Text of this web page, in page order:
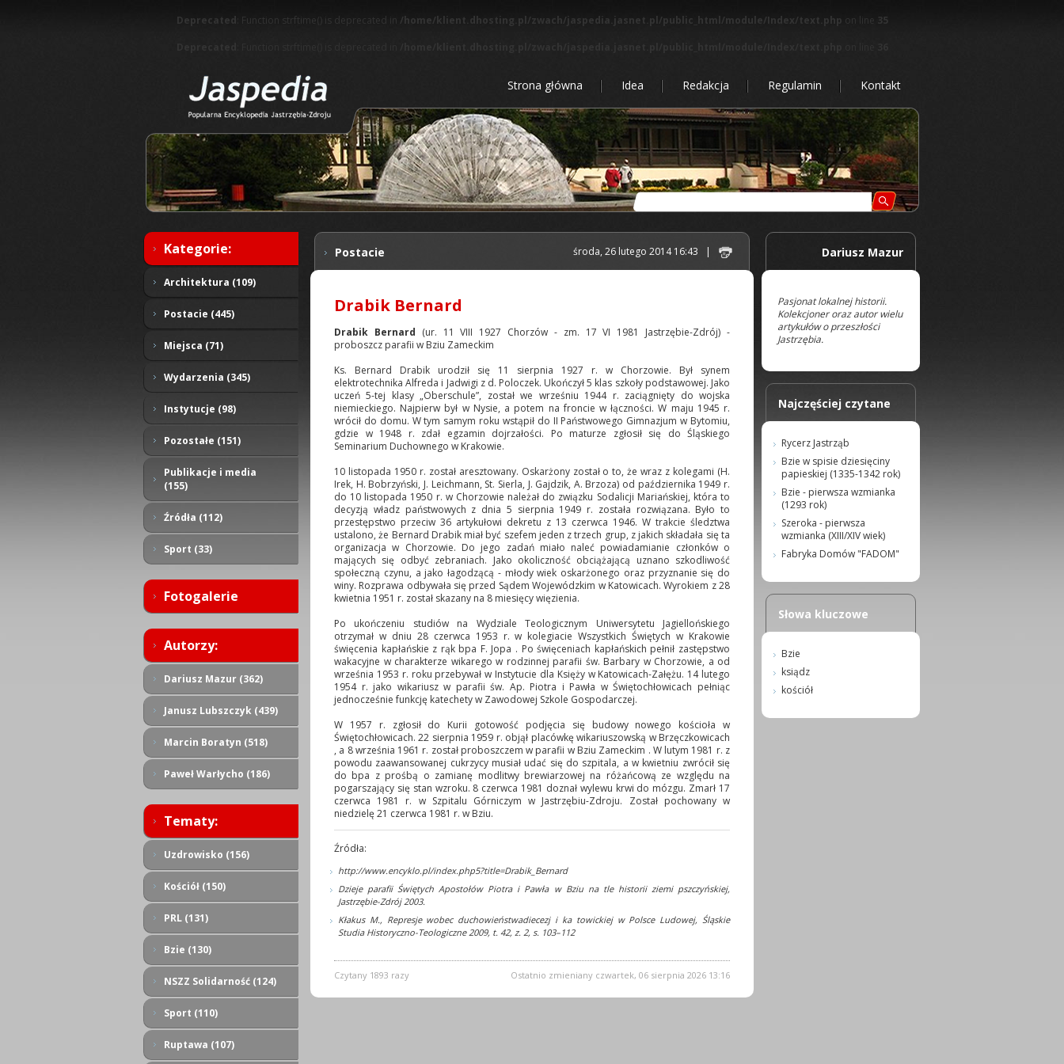
Deprecated : Function strftime() is deprecated in /home/klient.dhosting.pl/zwach/jaspedia.jasnet.pl/public_html/module/Index/text.php on line 35
Strona główna Idea Redakcja Regulamin Kontakt
Kategorie:
Architektura (109)
Postacie (445)
Miejsca (71)
Wydarzenia (345)
Instytucje (98)
Pozostałe (151)
Publikacje i media
(155)
Źródła (112)
Sport (33)
Fotogalerie
Autorzy:
Dariusz Mazur (362)
Janusz Lubszczyk (439)
Marcin Boratyn (518)
Paweł Warłycho (186)
Tematy:
Uzdrowisko (156)
Kościół (150)
PRL (131)
Bzie (130)
NSZZ Solidarność (124)
Sport (110)
Ruptawa (107)
Postacie środa, 26 lutego 2014 16:43 |
Drabik Bernard
Drabik Bernard (ur. 11 VIII 1927 Chorzów - zm. 17 VI 1981 Jastrzębie-Zdrój) -
proboszcz parafii w Bziu Zameckim
Ks. Bernard Drabik urodził się 11 sierpnia 1927 r. w Chorzowie. Był synem
elektrotechnika Alfreda i Jadwigi z d. Poloczek. Ukończył 5 klas szkoły podstawowej. Jako
uczeń 5-tej klasy „Oberschule”, został we wrześniu 1944 r. zaciągnięty do wojska
niemieckiego. Najpierw był w Nysie, a potem na froncie w łączności. W maju 1945 r.
wrócił do domu. W tym samym roku wstąpił do II Państwowego Gimnazjum w Bytomiu,
gdzie w 1948 r. zdał egzamin dojrzałości. Po maturze zgłosił się do Śląskiego
Seminarium Duchownego w Krakowie.
10 listopada 1950 r. został aresztowany. Oskarżony został o to, że wraz z kolegami (H.
Irek, H. Bobrzyński, J. Leichmann, St. Sierla, J. Gajdzik, A. Brzoza) od października 1949 r.
do 10 listopada 1950 r. w Chorzowie należał do związku Sodalicji Mariańskiej, która to
decyzją władz państwowych z dnia 5 sierpnia 1949 r. została rozwiązana. Było to
przestępstwo przeciw 36 artykułowi dekretu z 13 czerwca 1946. W trakcie śledztwa
ustalono, że Bernard Drabik miał być szefem jeden z trzech grup, z jakich składała się ta
organizacja w Chorzowie. Do jego zadań miało naleć powiadamianie członków o
mających się odbyć zebraniach. Jako okoliczność obciążającą uznano szkodliwość
społeczną czynu, a jako łagodzącą - młody wiek oskarżonego oraz przyznanie się do
winy. Rozprawa odbywała się przed Sądem Wojewódzkim w Katowicach. Wyrokiem z 28
kwietnia 1951 r. został skazany na 8 miesięcy więzienia.
Po ukończeniu studiów na Wydziale Teologicznym Uniwersytetu Jagiellońskiego
otrzymał w dniu 28 czerwca 1953 r. w kolegiacie Wszystkich Świętych w Krakowie
święcenia kapłańskie z rąk bpa F. Jopa . Po święceniach kapłańskich pełnił zastępstwo
wakacyjne w charakterze wikarego w rodzinnej parafii św. Barbary w Chorzowie, a od
września 1953 r. roku przebywał w Instytucie dla Księży w Katowicach-Załężu. 14 lutego
1954 r. jako wikariusz w parafii św. Ap. Piotra i Pawła w Świętochłowicach pełniąc
jednocześnie funkcję katechety w Zawodowej Szkole Gospodarczej.
W 1957 r. zgłosił do Kurii gotowość podjęcia się budowy nowego kościoła w
Świętochłowicach. 22 sierpnia 1959 r. objął placówkę wikariuszowską w Brzęczkowicach
, a 8 września 1961 r. został proboszczem w parafii w Bziu Zameckim . W lutym 1981 r. z
powodu zaawansowanej cukrzycy musiał udać się do szpitala, a w kwietniu zwrócił się
do bpa z prośbą o zamianę modlitwy brewiarzowej na różańcową ze względu na
pogarszający się stan wzroku. 8 czerwca 1981 doznał wylewu krwi do mózgu. Zmarł 17
czerwca 1981 r. w Szpitalu Górniczym w Jastrzębiu-Zdroju. Został pochowany w
niedzielę 21 czerwca 1981 r. w Bziu.
Źródła:
http://www.encyklo.pl/index.php5?title=Drabik_Bernard
Dzieje parafii Świętych Apostołów Piotra i Pawła w Bziu na tle historii ziemi pszczyńskiej,
Jastrzębie-Zdrój 2003.
Kłakus M., Represje wobec duchowieństwadiecezj i ka towickiej w Polsce Ludowej, Śląskie
Studia Historyczno-Teologiczne 2009, t. 42, z. 2, s. 103–112
Czytany 1893 razy Ostatnio zmieniany czwartek, 06 sierpnia 2026 13:16
Dariusz Mazur
Pasjonat lokalnej historii.
Kolekcjoner oraz autor wielu
artykułów o przeszłości
Jastrzębia.
Najczęściej czytane
Rycerz Jastrząb
Bzie w spisie dziesięciny
papieskiej (1335-1342 rok)
Bzie - pierwsza wzmianka
(1293 rok)
Szeroka - pierwsza
wzmianka (XIII/XIV wiek)
Fabryka Domów "FADOM"
Słowa kluczowe
Bzie
ksiądz
kościół